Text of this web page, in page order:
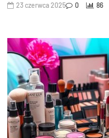
23 czerwca 2025 0 86